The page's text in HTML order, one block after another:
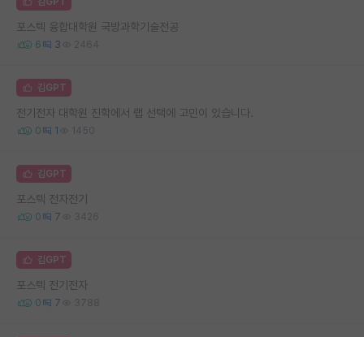
포스텍 융합대학원 국방과학기술전공
6 3 2464
김GPT
전기전자 대학원 진학에서 랩 선택에 고민이 있습니다.
0 1 1450
김GPT
포스텍 전자전기
0 7 3426
김GPT
포스텍 전기전자
0 7 3788